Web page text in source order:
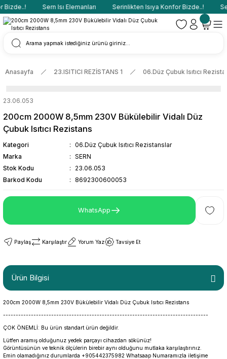
Sern Isı Elemanları Serinlikten Isıya Konfor Bizde..!
Anasayfa 23.ISITICI REZİSTANS 1 06.Düz Çubuk Isıtıcı
23.06.053
200cm 2000W 8,5mm 230V Bükülebilir Vidalı Düz
Çubuk Isıtıcı Rezistans
Kategori
06.Düz Çubuk Isıtıcı Rezistanslar
Marka
SERN
Stok Kodu
23.06.053
Barkod Kodu
8692300600053
WhatsApp
Paylaş Karşılaştır Yorum Yaz Tavsiye Et
Ürün Bilgisi
200cm 2000W 8,5mm 230V Bükülebilir Vidalı Düz Çubuk Isıtıcı Rezistans
---------------------------------------------------------------------------------
ÇOK ÖNEMLİ: Bu ürün standart ürün değildir.
Lütfen aramış olduğunuz yedek parçayı cihazdan sökünüz!
Görüntüsünün ve teknik ölçülerin birebir aynı olduğunu mutlaka karşılaştırınız.
Emin olamadığınız durumlarda +905442375982 Whatsaap Numaramızla iletişime